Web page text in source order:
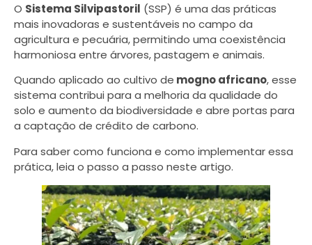
O Sistema Silvipastoril (SSP) é uma das práticas
mais inovadoras e sustentáveis no campo da
agricultura e pecuária, permitindo uma coexistência
harmoniosa entre árvores, pastagem e animais.
Quando aplicado ao cultivo de mogno africano, esse
sistema contribui para a melhoria da qualidade do
solo e aumento da biodiversidade e abre portas para
a captação de crédito de carbono.
Para saber como funciona e como implementar essa
prática, leia o passo a passo neste artigo.